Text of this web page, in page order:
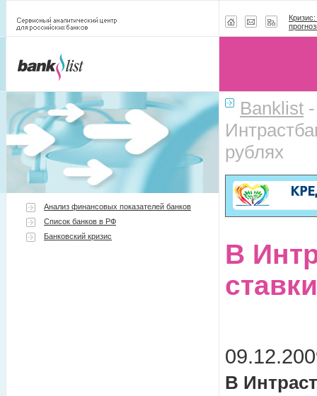
Анализ финансовых показателей банков
Список банков в РФ
Банковский кризис
Banklist
рублях
В
В